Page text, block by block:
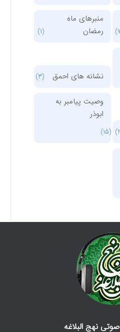
منبرهای ماه
رمضان
نشانه های احمق (3)
وصیت پیامبر به
ابوذر
(15)